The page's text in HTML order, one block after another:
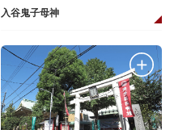
入谷鬼子母神